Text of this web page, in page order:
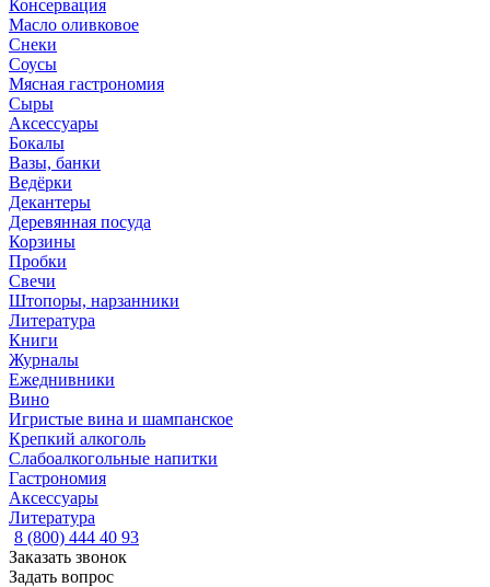
Консервация
Масло оливковое
Снеки
Соусы
Мясная гастрономия
Сыры
Аксессуары
Бокалы
Вазы, банки
Ведёрки
Декантеры
Деревянная посуда
Корзины
Пробки
Свечи
Штопоры, нарзанники
Литература
Книги
Журналы
Ежеднивники
Вино
Игристые вина и шампанское
Крепкий алкоголь
Слабоалкогольные напитки
Гастрономия
Аксессуары
Литература
8 (800) 444 40 93
Заказать звонок
Задать вопрос